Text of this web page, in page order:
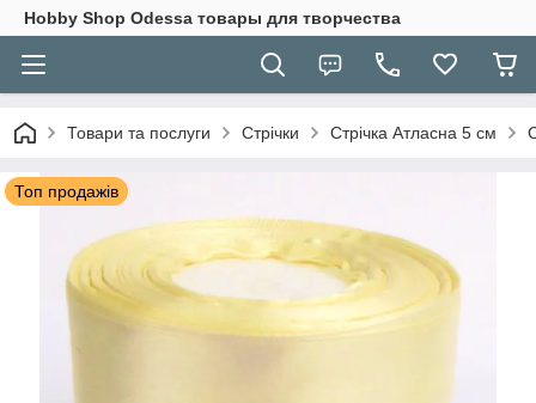
Hobbу Shop Odessa товары для творчества
Товари та послуги Стрічки Стрічка Атласна 5 см
Топ продажів